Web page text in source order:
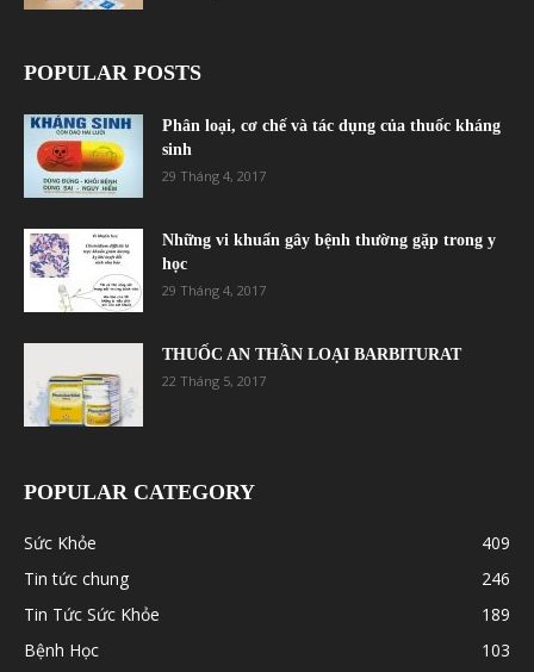
POPULAR POSTS
Phân loại, cơ chế và tác dụng của thuốc kháng
sinh
29 Tháng 4, 2017
Những vi khuẩn gây bệnh thường gặp trong y
học
29 Tháng 4, 2017
THUỐC AN THẦN LOẠI BARBITURAT
22 Tháng 5, 2017
POPULAR CATEGORY
Sức Khỏe
409
Tin tức chung
246
Tin Tức Sức Khỏe
189
Bệnh Học
103